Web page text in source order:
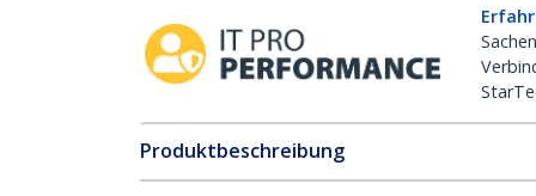
Produktbeschreibung